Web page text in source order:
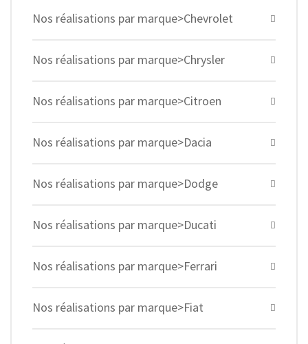
Nos réalisations par marque>Chevrolet
Nos réalisations par marque>Chrysler
Nos réalisations par marque>Citroen
Nos réalisations par marque>Dacia
Nos réalisations par marque>Dodge
Nos réalisations par marque>Ducati
Nos réalisations par marque>Ferrari
Nos réalisations par marque>Fiat